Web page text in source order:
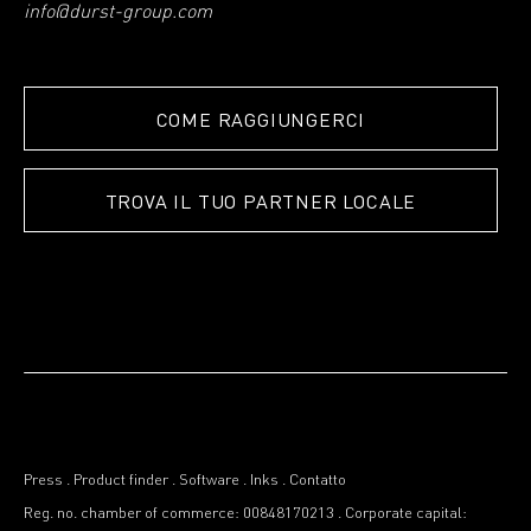
info@durst-group.com
COME RAGGIUNGERCI
TROVA IL TUO PARTNER LOCALE
Press . Product finder . Software . Inks . Contatto
Reg. no. chamber of commerce: 00848170213 . Corporate capital: